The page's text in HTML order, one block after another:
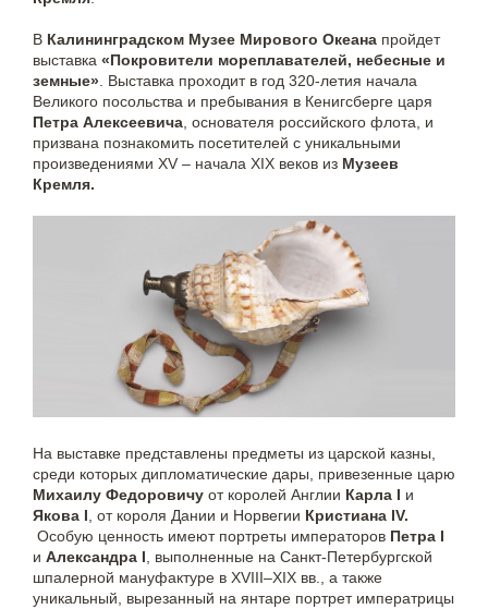
В Калининградском Музее Мирового Океана пройдет
выставка «Покровители мореплавателей, небесные и
земные» . Выставка проходит в год 320-летия начала
Великого посольства и пребывания в Кенигсберге царя
Петра Алексеевича , основателя российского флота, и
призвана познакомить посетителей с уникальными
произведениями XV – начала XIX веков из Музеев
Кремля.
На выставке представлены предметы из царской казны,
среди которых дипломатические дары, привезенные царю
Михаилу Федоровичу от королей Англии Карла I и
Якова I, от короля Дании и Норвегии Кристиана IV.
Особую ценность имеют портреты императоров Петра I
и Александра I, выполненные на Санкт-Петербургской
шпалерной мануфактуре в XVIII–XIX вв., а также
уникальный, вырезанный на янтаре портрет императрицы